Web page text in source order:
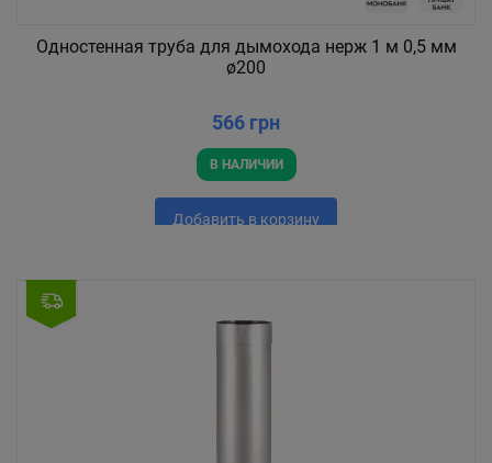
Одностенная труба для дымохода нерж 1 м 0,5 мм
ø200
566 грн
В НАЛИЧИИ
Добавить в корзину